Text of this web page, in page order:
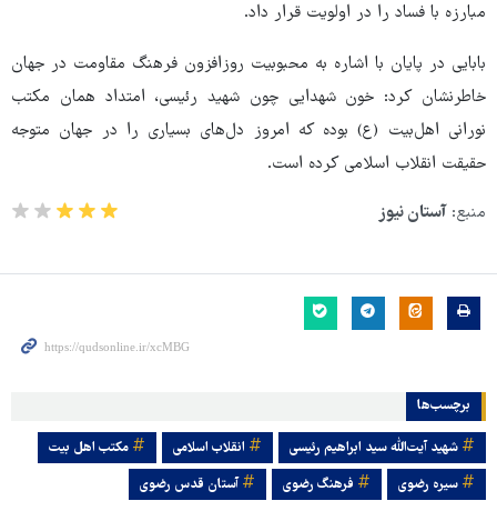
مبارزه با فساد را در اولویت قرار داد.
بابایی در پایان با اشاره به محبوبیت روزافزون فرهنگ مقاومت در جهان
خاطرنشان کرد: خون شهدایی چون شهید رئیسی، امتداد همان مکتب
نورانی اهل‌بیت (ع) بوده که امروز دل‌های بسیاری را در جهان متوجه
حقیقت انقلاب اسلامی کرده است.
منبع: آستان نیوز
برچسب‌ها
شهید آیت‌الله سید ابراهیم رئیسی انقلاب اسلامی
مکتب اهل بیت
سیره رضوی
فرهنگ رضوی آستان قدس رضوی